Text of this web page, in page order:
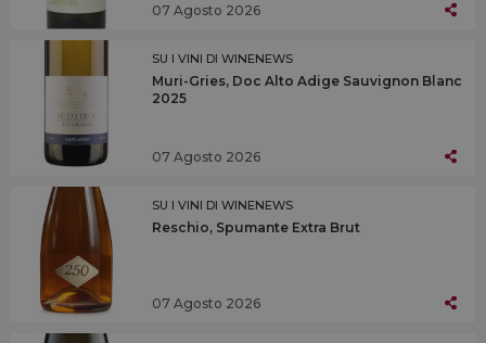
07 Agosto 2026
SU I VINI DI WINENEWS
Muri-Gries, Doc Alto Adige Sauvignon Blanc
2025
07 Agosto 2026
SU I VINI DI WINENEWS
Reschio, Spumante Extra Brut
07 Agosto 2026